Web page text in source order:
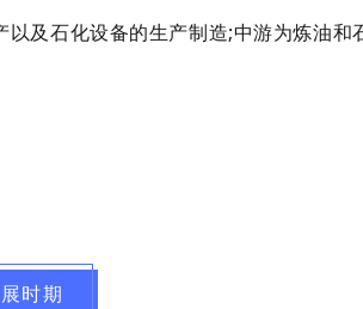
及石化设备的生产制造;中游为炼油和
时期